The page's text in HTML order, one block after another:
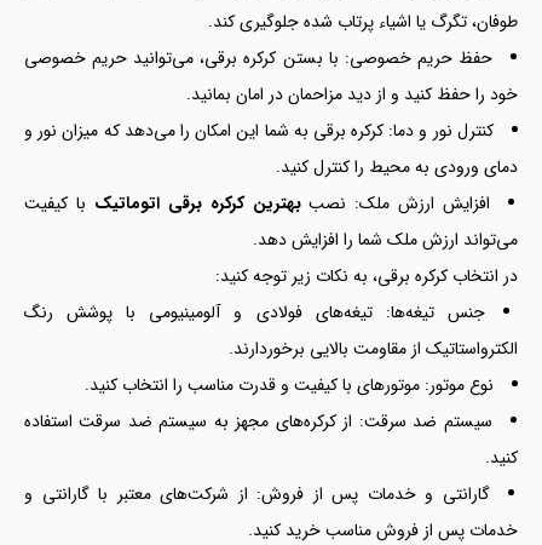
طوفان، تگرگ یا اشیاء پرتاب شده جلوگیری کند.
حفظ حریم خصوصی: با بستن کرکره برقی، می‌توانید حریم خصوصی
خود را حفظ کنید و از دید مزاحمان در امان بمانید.
کنترل نور و دما: کرکره برقی به شما این امکان را می‌دهد که میزان نور و
دمای ورودی به محیط را کنترل کنید.
افزایش ارزش ملک: نصببهترین کرکره برقی اتوماتیکبا کیفیت
می‌تواند ارزش ملک شما را افزایش دهد.
در انتخاب کرکره برقی، به نکات زیر توجه کنید:
جنس تیغه‌ها: تیغه‌های فولادی و آلومینیومی با پوشش رنگ
الکترواستاتیک از مقاومت بالایی برخوردارند.
نوع موتور: موتورهای با کیفیت و قدرت مناسب را انتخاب کنید.
سیستم ضد سرقت: از کرکره‌های مجهز به سیستم ضد سرقت استفاده
کنید.
گارانتی و خدمات پس از فروش: از شرکت‌های معتبر با گارانتی و
خدمات پس از فروش مناسب خرید کنید.